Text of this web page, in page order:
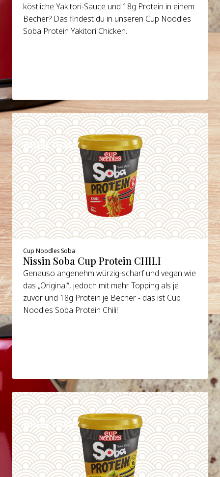
köstliche Yakitori-Sauce und 18g Protein in einem
Becher? Das findest du in unseren Cup Noodles
Soba Protein Yakitori Chicken.
WHERE TO BUY
DETAILS
Cup Noodles Soba
Nissin Soba Cup Protein CHILI
Genauso angenehm würzig-scharf und vegan wie
das „Original“, jedoch mit mehr Topping als je
zuvor und 18g Protein je Becher - das ist Cup
Noodles Soba Protein Chili!
WHERE TO BUY
DETAILS